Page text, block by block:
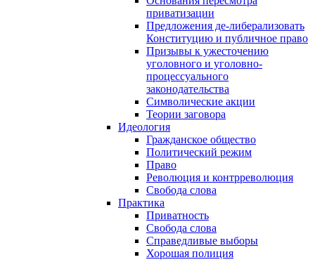
приватизации
Предложения де-либерализовать
Конституцию и публичное право
Призывы к ужесточению
уголовного и уголовно-
процессуального
законодательства
Символические акции
Теории заговора
Идеология
Гражданское общество
Политический режим
Право
Революция и контрреволюция
Свобода слова
Практика
Приватность
Свобода слова
Справедливые выборы
Хорошая полиция